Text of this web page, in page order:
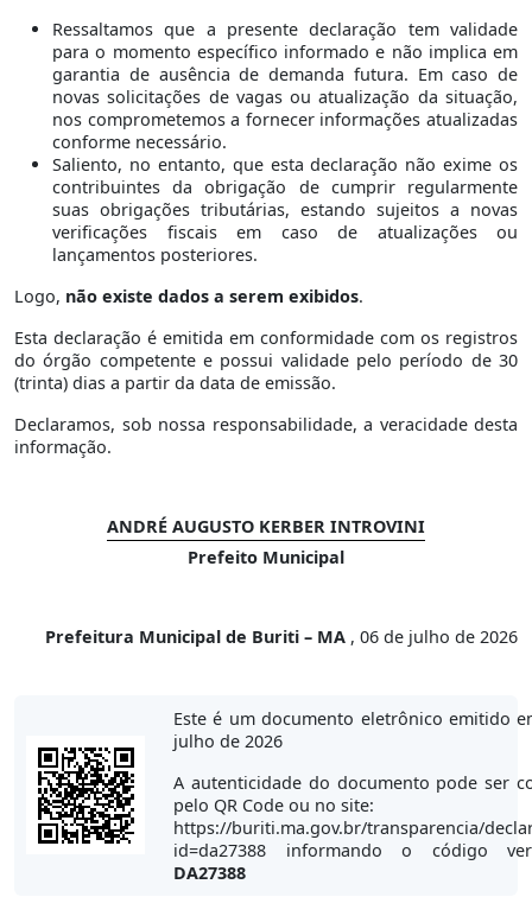
Ressaltamos que a presente declaração tem validade
para o momento específico informado e não implica em
garantia de ausência de demanda futura. Em caso de
novas solicitações de vagas ou atualização da situação,
nos comprometemos a fornecer informações atualizadas
conforme necessário.
Saliento, no entanto, que esta declaração não exime os
contribuintes da obrigação de cumprir regularmente
suas obrigações tributárias, estando sujeitos a novas
verificações fiscais em caso de atualizações ou
lançamentos posteriores.
Logo, não existe dados a serem exibidos.
Esta declaração é emitida em conformidade com os registros
do órgão competente e possui validade pelo período de 30
(trinta) dias a partir da data de emissão.
Declaramos, sob nossa responsabilidade, a veracidade desta
informação.
ANDRÉ AUGUSTO KERBER INTROVINI
Prefeito Municipal
Prefeitura Municipal de Buriti – MA , 06 de julho de 2026
Este é um documento eletrônico emitido
julho de 2026
A autenticidade do documento pode ser
pelo QR Code ou no site:
https://buriti.ma.gov.br/transparencia/
id=da27388 informando o código
DA27388